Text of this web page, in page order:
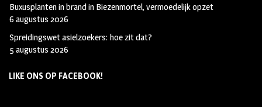
Buxusplanten in brand in Biezenmortel, vermoedelijk opzet
6 augustus 2026
Spreidingswet asielzoekers: hoe zit dat?
5 augustus 2026
LIKE ONS OP FACEBOOK!